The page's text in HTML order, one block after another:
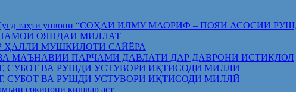
Суғд таҳти унвони “СОҲАИ ИЛМУ МАОРИФ – ПОЯИ АСОСИИ
ОЯНДАИ МИЛЛАТ
ҲАЛЛИ МУШКИЛОТИ САЙЁРА
МАЪНАВИИ ПАРЧАМИ ДАВЛАТӢ ДАР ДАВРОНИ ИСТИҚЛОЛ
СУБОТ ВА РУШДИ УСТУВОРИ ИҚТИСОДИ МИЛЛӢ
СУБОТ ВА РУШДИ УСТУВОРИ ИҚТИСОДИ МИЛЛӢ
сокинони кишвар аст